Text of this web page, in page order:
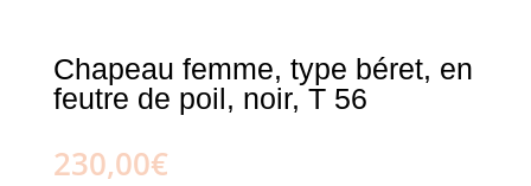
Chapeau femme, type béret, en
feutre de poil, noir, T 56
230,00€